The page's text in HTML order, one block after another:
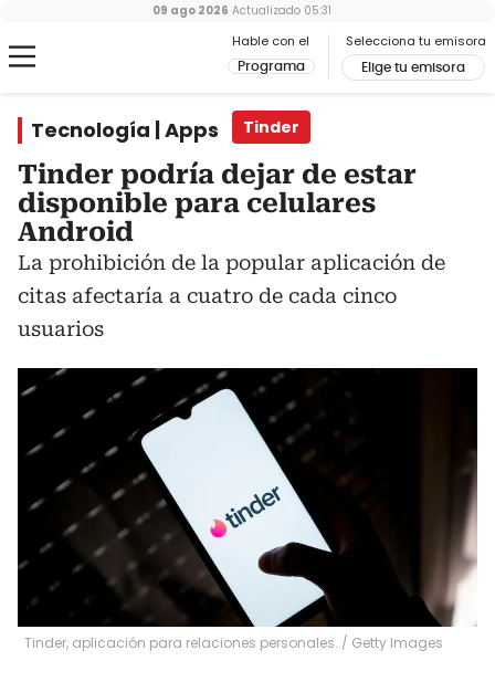
Hable con el
Programa
Selecciona tu emisora
Elige tu emisora
09 ago 2026 Actualizado 05:31
Tecnología | Apps Tinder
Tinder podría dejar de estar
disponible para celulares
Android
La prohibición de la popular aplicación de
citas afectaría a cuatro de cada cinco
usuarios
Tinder, aplicación para relaciones personales. / Getty Images